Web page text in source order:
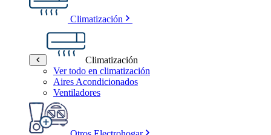
Climatización
Climatización
Ver todo en climatización
Aires Acondicionados
Ventiladores